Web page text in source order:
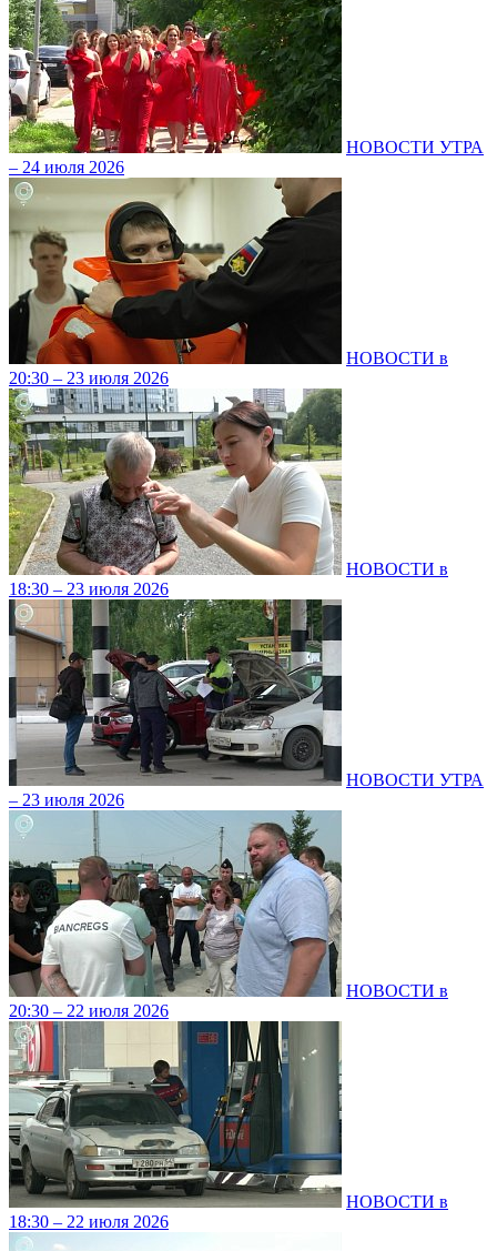
НОВОСТИ УТРА
– 24 июля 2026
НОВОСТИ в
20:30 – 23 июля 2026
НОВОСТИ в
18:30 – 23 июля 2026
НОВОСТИ УТРА
– 23 июля 2026
НОВОСТИ в
20:30 – 22 июля 2026
НОВОСТИ в
18:30 – 22 июля 2026